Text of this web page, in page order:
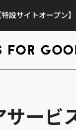
特設サイトオープン
ービ